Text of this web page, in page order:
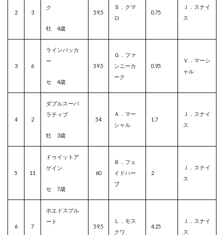
2 3
ク
牡 4歳
59.5
Ｓ．クマ
ロ
0.75
Ｊ．スナイ
ス
3 6
ラインバッカ
ー
セ 4歳
59.5
Ｇ．ファ
ンニーカ
ーク
0.95
Ｖ．マーシ
ャル
4 2
ダブルスーパ
ラティブ
牡 3歳
54
Ａ．マー
シャル
1.7
Ｊ．スナイ
ス
5 11
ドゥイットア
ゲイン
セ 7歳
60
Ｂ．フェ
イドハー
ブ
2
Ｊ．スナイ
ス
6 7
ホエドスプル
ート
59.5
Ｌ．モス
クワ
4.25
Ｊ．スナイ
ス